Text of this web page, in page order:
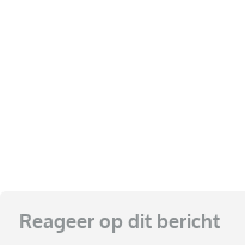
Reageer op dit bericht